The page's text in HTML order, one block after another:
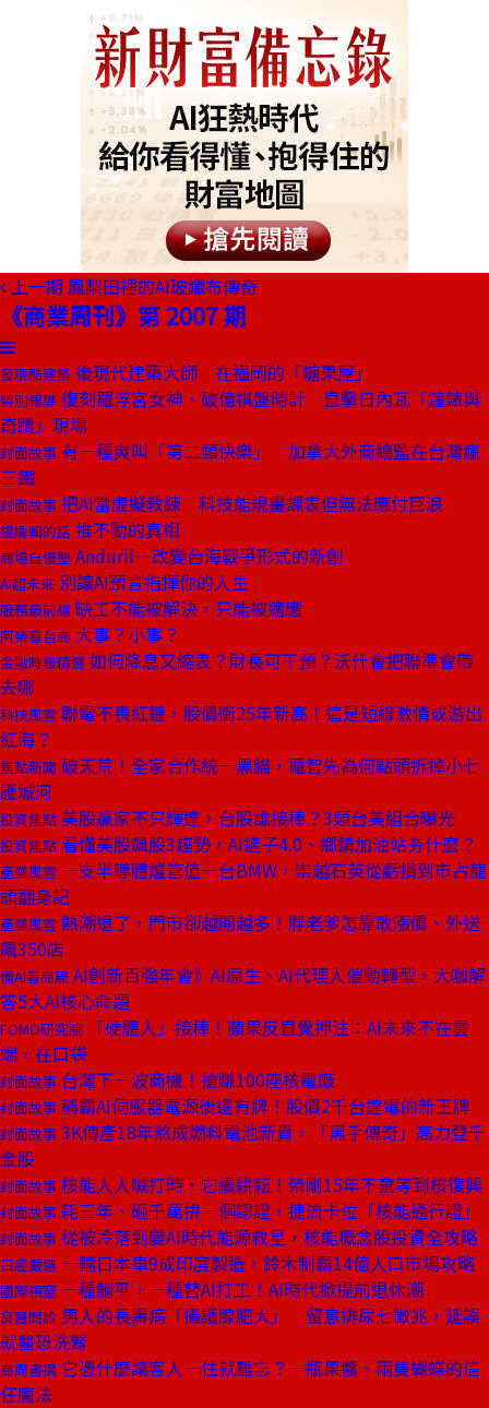
上一期 鳳梨田裡的AI玻纖布傳奇
《商業周刊》第 2007 期
發現酷建築 後現代建築大師 在福岡的「糖果屋」
特別報導 復刻羅浮宮女神、破億棋盤時計 直擊日內瓦「鐘錶與
奇蹟」現場
封面故事 有一種爽叫「第二類快樂」 加拿大外商總監在台灣瘋
三鐵
封面故事 把AI當虛擬教練 科技能規畫課表但無法應付巨浪
總編輯的話 推不動的真相
商場自慢塾 Anduril—改變台海戰爭形式的新創
AI超未來 別讓AI預言指揮你的人生
服務最前線 缺工不能被解決，只能被適應
阿榮看台商 大事？小事？
金融時報精選 如何降息又縮表？財長可干預？沃什會把聯準會帶
去哪
科技風雲 聯電不畏紅鏈，股價衝25年新高！這是短線激情或游出
紅海？
焦點新聞 破天荒！全家合作統一黑貓，羅智先為何點頭拆掉小七
護城河
投資焦點 美股贏家不只輝達，台股誰接棒？3類台美組合曝光
投資焦點 看懂美股飆股3趨勢，AI鏟子4.0、鄉鎮加油站夯什麼？
產業風雲 一支半導體爐管值一台BMW，崇越石英從虧損到市占龍
頭翻身記
產業風雲 熱潮退了，門市卻越開越多！胖老爹怎靠敢漲價、外送
飆350店
懂AI看商周 AI創新百強年會》AI原生、AI代理人催動轉型，大咖解
答5大AI核心命題
FOMO研究院
「硬體人」接棒！蘋果反直覺押注：AI未來不在雲
端，在口袋
封面故事 台灣下一波商機！搶賺100座核電廠
封面故事 稱霸AI伺服器電源後還有牌！股價2千台達電的新王牌
封面故事 3K傳產18年熬成燃料電池新貴，「黑手傳奇」高力登千
金股
封面故事 核能人人喊打時，它續耕耘！榮剛15年不棄等到核復興
封面故事 耗三年、砸千萬拚一個認證，捷流卡位「核能通行證」
封面故事 從被冷落到變AI時代能源救星，核能概念股投資全攻略
日經嚴選 一輛日本車9成印度製造，鈴木制霸14億人口市場攻略
國際視窗 一種躺平，一種替AI打工！AI時代掀提前退休潮
良醫問診 男人的長壽病「攝護腺肥大」 留意排尿七徵兆，延誤
就醫恐洗腎
商周書摘 它憑什麼讓客人一住就難忘？一瓶果醬、兩隻蝴蝶的信
任魔法